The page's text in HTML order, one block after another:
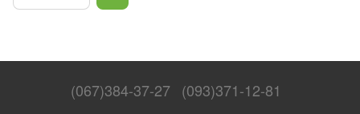
(067)384-37-27 (093)371-12-81